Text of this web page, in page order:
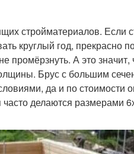
стройматериалов. Если
круглый год, прекрасно
А это значит,
Брус с большим
да и по стоимости
делаются размерами